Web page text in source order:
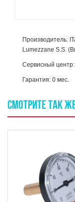
Производитель:
Lumezzane S.S.
Сервисный
Гарантия: 0 мес.
СМОТРИТЕ ТАК